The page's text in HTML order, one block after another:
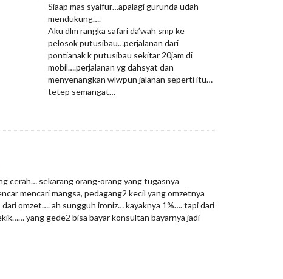
Siaap mas syaifur…apalagi gurunda udah
mendukung….
Aku dlm rangka safari da’wah smp ke
pelosok putusibau…perjalanan dari
pontianak k putusibau sekitar 20jam di
mobil….perjalanan yg dahsyat dan
menyenangkan wlwpun jalanan seperti itu…
tetep semangat…
cerah… sekarang orang-orang yang tugasnya
mencari mangsa, pedagang2 kecil yang omzetnya
dari omzet…. ah sungguh ironiz… kayaknya 1%…. tapi dari
yang gede2 bisa bayar konsultan bayarnya jadi